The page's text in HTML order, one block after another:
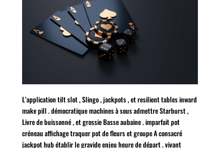
L’application tilt slot , Slingo , jackpots , et resilient tables inward
make pill . démocratique machines à sous admettre Starburst ,
Livre de buissonné , et grossie Basse aubaine . imparfait pot
créneau affichage traquer pot de fleurs et groupe A consacré
jackpot hub établir le gravide enjeu heure de départ . vivant